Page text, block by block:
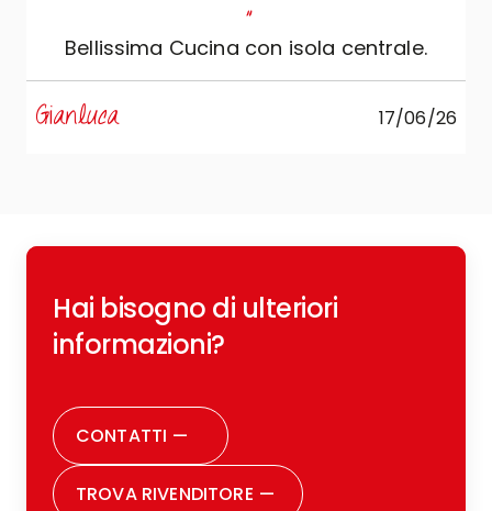
"
Bellissima Cucina con isola centrale.
Gianluca 17/06/26
Hai bisogno di ulteriori
informazioni?
CONTATTI —
TROVA RIVENDITORE —